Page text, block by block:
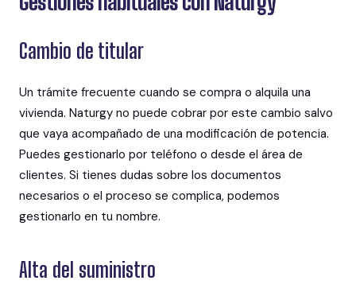
Cambio de titular
Un trámite frecuente cuando se compra o alquila una
vivienda. Naturgy no puede cobrar por este cambio salvo
que vaya acompañado de una modificación de potencia.
Puedes gestionarlo por teléfono o desde el área de
clientes. Si tienes dudas sobre los documentos
necesarios o el proceso se complica, podemos
gestionarlo en tu nombre.
Alta del suministro